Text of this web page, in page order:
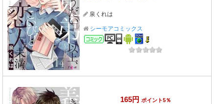
泉くれは
シーモアコミックス
コミック
165円 ポイント5％